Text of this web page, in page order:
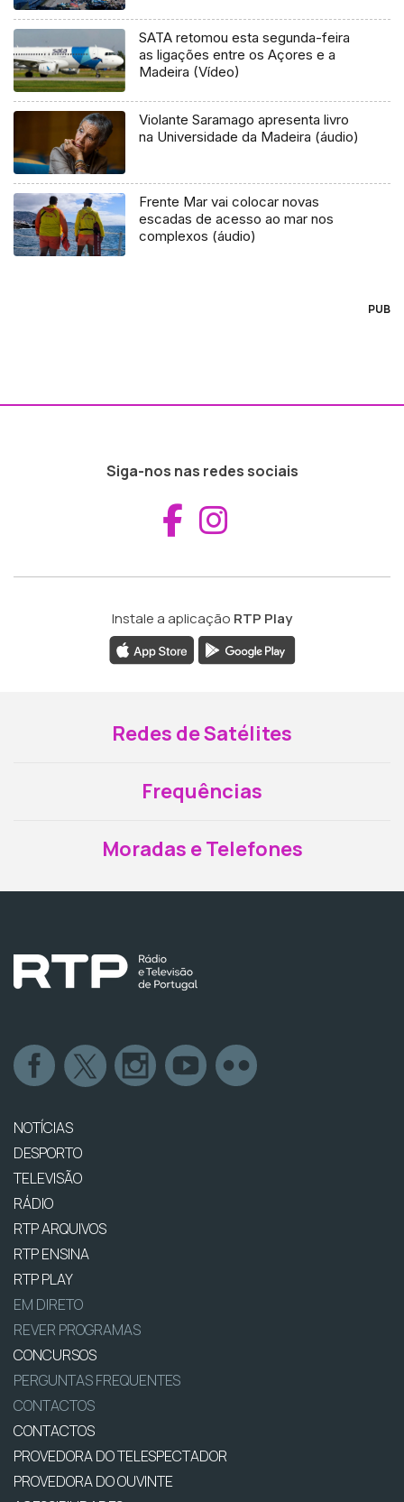
SATA retomou esta segunda-feira
as ligações entre os Açores e a
Madeira (Vídeo)
Violante Saramago apresenta livro
na Universidade da Madeira (áudio)
Frente Mar vai colocar novas
escadas de acesso ao mar nos
complexos (áudio)
PUB
Siga-nos nas redes sociais
Aceder ao
Instale a aplicação RTP Play
Redes de Satélites
Frequências
Moradas e Telefones
NOTÍCIAS
DESPORTO
TELEVISÃO
RÁDIO
RTP ARQUIVOS
RTP ENSINA
RTP PLAY
EM DIRETO
REVER PROGRAMAS
CONCURSOS
PERGUNTAS FREQUENTES
CONTACTOS
CONTACTOS
PROVEDORA DO TELESPECTADOR
PROVEDORA DO OUVINTE